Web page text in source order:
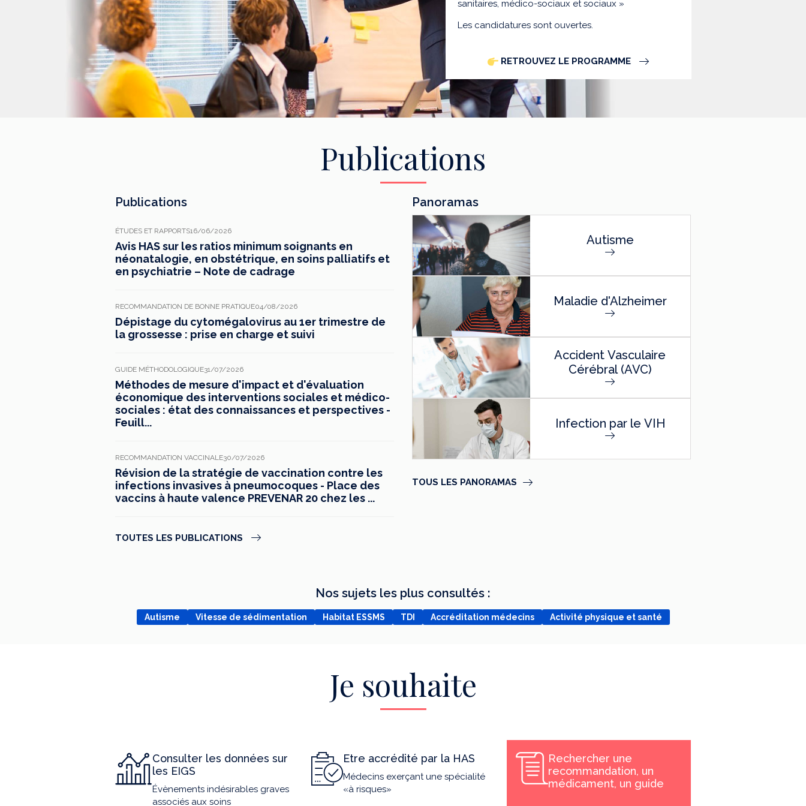
sanitaires, médico-sociaux et sociaux »
Les candidatures sont ouvertes.
RETROUVEZ LE PROGRAMME
Publications
Publications
ÉTUDES ET RAPPORTS16/06/2026
Avis HAS sur les ratios minimum soignants en
néonatalogie, en obstétrique, en soins palliatifs et
en psychiatrie – Note de cadrage
RECOMMANDATION DE BONNE PRATIQUE04/08/2026
Dépistage du cytomégalovirus au 1er trimestre de
la grossesse : prise en charge et suivi
GUIDE MÉTHODOLOGIQUE31/07/2026
Méthodes de mesure d'impact et d'évaluation
économique des interventions sociales et médico-
sociales : état des connaissances et perspectives -
Feuill...
RECOMMANDATION VACCINALE30/07/2026
Révision de la stratégie de vaccination contre les
infections invasives à pneumocoques - Place des
vaccins à haute valence PREVENAR 20 chez les ...
TOUTES LES PUBLICATIONS
Panoramas
Autisme
Maladie d'Alzheimer
Accident Vasculaire
Cérébral (AVC)
Infection par le VIH
TOUS LES PANORAMAS
Nos sujets les plus consultés :
Autisme Vitesse de sédimentation Habitat ESSMS TDI Accréditation médecins Activité physique et santé
Je souhaite
Consulter les données sur
les EIGS
Évènements indésirables graves
associés aux soins
Etre accrédité par la HAS
Médecins exerçant une spécialité
«à risques»
Rechercher une
recommandation, un
médicament, un guide